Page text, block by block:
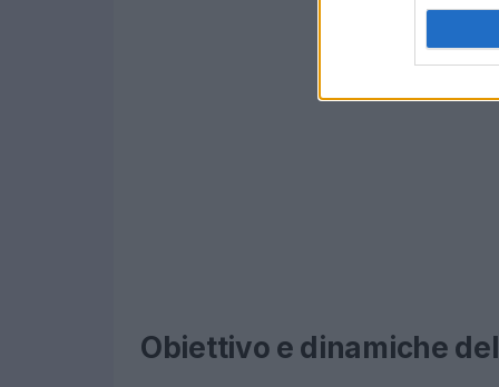
Obiettivo e dinamiche